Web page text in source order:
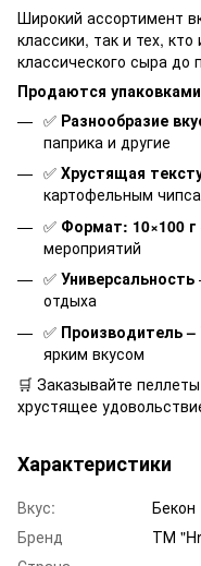
Широкий ассортимент
классики, так и тех,
классического сыра до
Продаются
✅ Разнообразие
паприка и другие
✅ Хрустящая
картофельным
✅ Формат: 10×100 г
мероприятий
✅ Универсальность
отдыха
✅ Производитель
ярким вкусом
🛒 Заказывайте
хрустящее
Характеристики
Вкус:
Бекон
Бренд
ТМ